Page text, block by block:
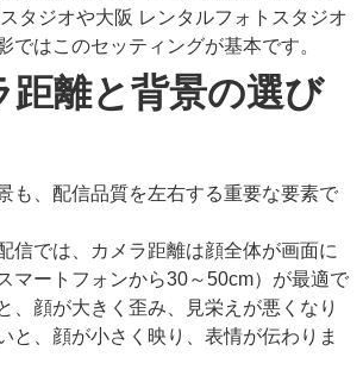
タジオや大阪 レンタルフォトスタジオ
ではこのセッティングが基本です。
距離と背景の選び
も、配信品質を左右する重要な要素で
信では、カメラ距離は顔全体が画面に
マートフォンから30～50cm）が最適で
、顔が大きく歪み、見栄えが悪くなり
と、顔が小さく映り、表情が伝わりま